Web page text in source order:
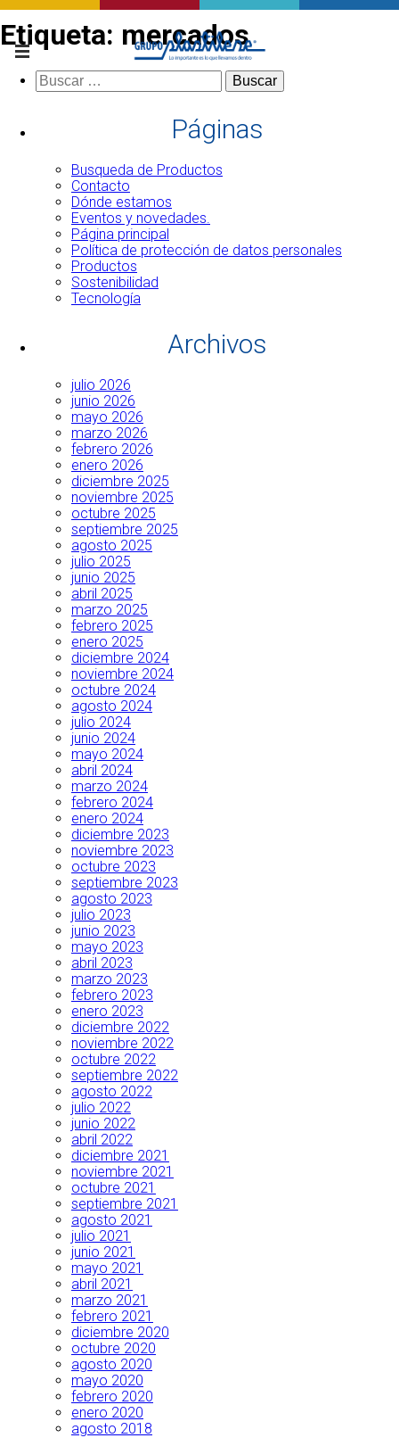
Etiqueta: mercados
Buscar:
Páginas
Busqueda de Productos
Contacto
Dónde estamos
Eventos y novedades.
Página principal
Política de protección de datos personales
Productos
Sostenibilidad
Tecnología
Archivos
julio 2026
junio 2026
mayo 2026
marzo 2026
febrero 2026
enero 2026
diciembre 2025
noviembre 2025
octubre 2025
septiembre 2025
agosto 2025
julio 2025
junio 2025
abril 2025
marzo 2025
febrero 2025
enero 2025
diciembre 2024
noviembre 2024
octubre 2024
agosto 2024
julio 2024
junio 2024
mayo 2024
abril 2024
marzo 2024
febrero 2024
enero 2024
diciembre 2023
noviembre 2023
octubre 2023
septiembre 2023
agosto 2023
julio 2023
junio 2023
mayo 2023
abril 2023
marzo 2023
febrero 2023
enero 2023
diciembre 2022
noviembre 2022
octubre 2022
septiembre 2022
agosto 2022
julio 2022
junio 2022
abril 2022
diciembre 2021
noviembre 2021
octubre 2021
septiembre 2021
agosto 2021
julio 2021
junio 2021
mayo 2021
abril 2021
marzo 2021
febrero 2021
diciembre 2020
octubre 2020
agosto 2020
mayo 2020
febrero 2020
enero 2020
agosto 2018